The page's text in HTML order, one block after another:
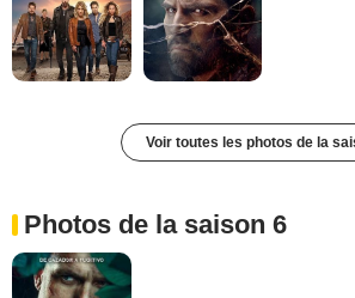
Voir toutes les photos de la
Photos de la saison 6